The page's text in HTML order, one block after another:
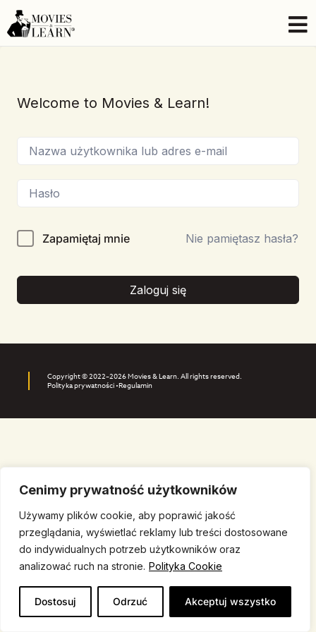
Cenimy prywatność użytkowników
Używamy plików cookie, aby poprawić jakość
przeglądania, wyświetlać reklamy lub treści dostosowane
do indywidualnych potrzeb użytkowników oraz
analizować ruch na stronie. Polityka Cookie
Dostosuj Odrzuć Akceptuj wszystko
Welcome to Movies & Learn!
Zapamiętaj mnie Nie pamiętasz hasła?
Zaloguj się
Copyright © 2022–2026 Movies & Learn. All rights reserved.
Polityka prywatności •Regulamin